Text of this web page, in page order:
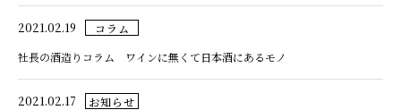
2021.02.19
コラム
社長の酒造りコラム ワインに無くて日本酒にあるモノ
2021.02.17
お知らせ